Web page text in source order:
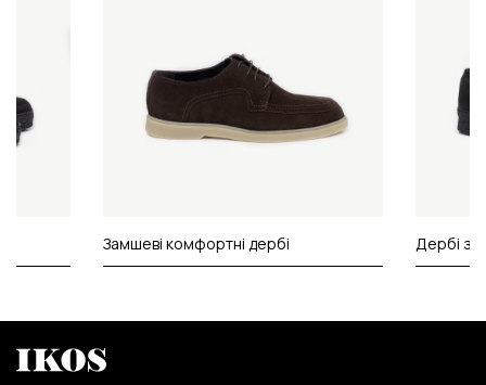
Замшеві комфортні дербі Дербі з